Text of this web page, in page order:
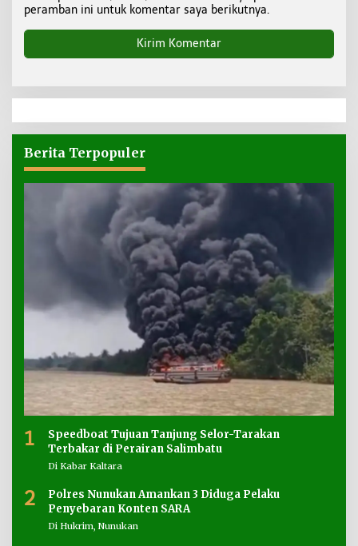
peramban ini untuk komentar saya berikutnya.
Berita Terpopuler
1
Speedboat Tujuan Tanjung Selor-Tarakan
Terbakar di Perairan Salimbatu
Di Kabar Kaltara
2
Polres Nunukan Amankan 3 Diduga Pelaku
Penyebaran Konten SARA
Di Hukrim, Nunukan